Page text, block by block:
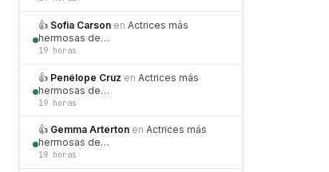
👍 Sofia Carson en Actrices más
hermosas de…
19 horas
👍 Penélope Cruz en Actrices más
hermosas de…
19 horas
👍 Gemma Arterton en Actrices más
hermosas de…
19 horas